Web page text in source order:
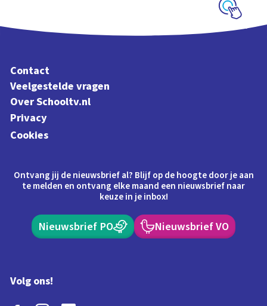
Schoolplaat
Contact
Veelgestelde vragen
Over Schooltv.nl
Privacy
Cookies
Ontvang jij de nieuwsbrief al? Blijf op de hoogte door je aan
te melden en ontvang elke maand een nieuwsbrief naar
keuze in je inbox!
Nieuwsbrief PO Nieuwsbrief VO
Volg ons!